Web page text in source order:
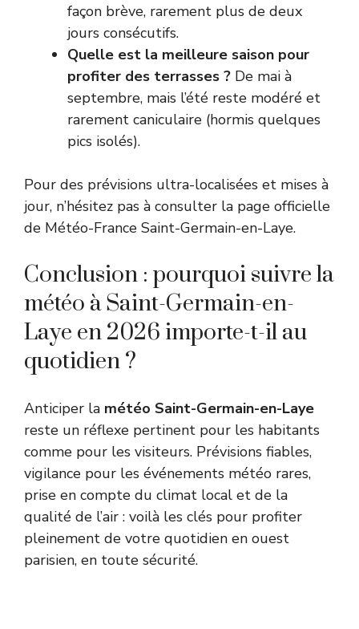
façon brève, rarement plus de deux
jours consécutifs.
Quelle est la meilleure saison pour
profiter des terrasses ? De mai à
septembre, mais l’été reste modéré et
rarement caniculaire (hormis quelques
pics isolés).
Pour des prévisions ultra-localisées et mises à
jour, n’hésitez pas à consulter la page officielle
de Météo-France Saint-Germain-en-Laye.
Conclusion : pourquoi suivre la
météo à Saint-Germain-en-
Laye en 2026 importe-t-il au
quotidien ?
Anticiper la météo Saint-Germain-en-Laye
reste un réflexe pertinent pour les habitants
comme pour les visiteurs. Prévisions fiables,
vigilance pour les événements météo rares,
prise en compte du climat local et de la
qualité de l’air : voilà les clés pour profiter
pleinement de votre quotidien en ouest
parisien, en toute sécurité.